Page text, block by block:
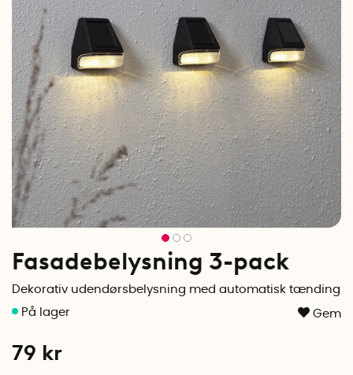
Fasadebelysning 3-pack
Dekorativ udendørsbelysning med automatisk tænding
Gem
79 kr